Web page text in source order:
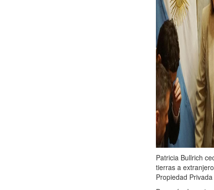
Patricia Bullrich
tierras a
Propiedad